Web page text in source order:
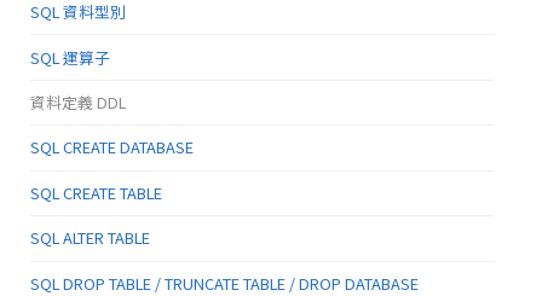
SQL 資料型別
SQL 運算子
資料定義 DDL
SQL CREATE DATABASE
SQL CREATE TABLE
SQL ALTER TABLE
SQL DROP TABLE / TRUNCATE TABLE / DROP DATABASE